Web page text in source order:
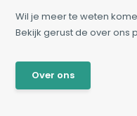
Wil je meer te weten
Bekijk gerust de over ons
Over ons